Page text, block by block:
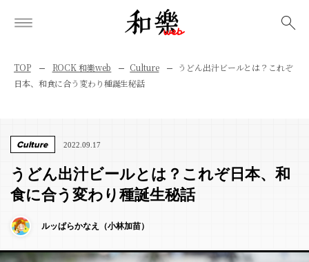
TOP ROCK 和樂web Culture
うどん出汁ビールとは？これぞ
日本、和食に合う変わり種誕生秘話
Culture 2022.09.17
うどん出汁ビールとは？これぞ日本、和
食に合う変わり種誕生秘話
ルッぱらかなえ（小林加苗）